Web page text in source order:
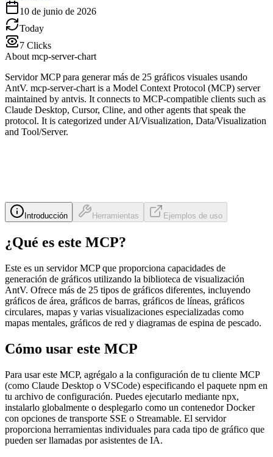
10 de junio de 2026
Today
7 Clicks
About mcp-server-chart
Servidor MCP para generar más de 25 gráficos visuales usando
AntV. mcp-server-chart is a Model Context Protocol (MCP) server
maintained by antvis. It connects to MCP-compatible clients such as
Claude Desktop, Cursor, Cline, and other agents that speak the
protocol. It is categorized under AI/Visualization, Data/Visualization
and Tool/Server.
Introducción Herramientas Ejemplos de uso
¿Qué es este MCP?
Este es un servidor MCP que proporciona capacidades de
generación de gráficos utilizando la biblioteca de visualización
AntV. Ofrece más de 25 tipos de gráficos diferentes, incluyendo
gráficos de área, gráficos de barras, gráficos de líneas, gráficos
circulares, mapas y varias visualizaciones especializadas como
mapas mentales, gráficos de red y diagramas de espina de pescado.
Cómo usar este MCP
Para usar este MCP, agrégalo a la configuración de tu cliente MCP
(como Claude Desktop o VSCode) especificando el paquete npm en
tu archivo de configuración. Puedes ejecutarlo mediante npx,
instalarlo globalmente o desplegarlo como un contenedor Docker
con opciones de transporte SSE o Streamable. El servidor
proporciona herramientas individuales para cada tipo de gráfico que
pueden ser llamadas por asistentes de IA.